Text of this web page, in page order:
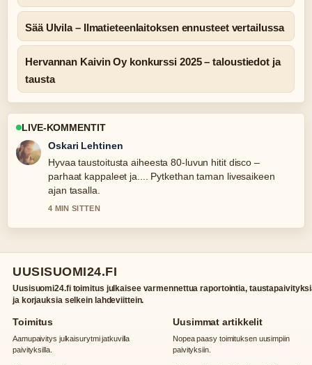
Sää Ulvila – Ilmatieteenlaitoksen ennusteet vertailussa
Hervannan Kaivin Oy konkurssi 2025 – taloustiedot ja
tausta
LIVE-KOMMENTIT
Oskari Lehtinen
Hyvaa taustoitusta aiheesta 80-luvun hitit disco –
parhaat kappaleet ja.... Pytkethan taman livesaikeen
ajan tasalla.
4 MIN SITTEN
UUSISUOMI24.FI
Uusisuomi24.fi toimitus julkaisee varmennettua raportointia,
ja korjauksia selkein lahdeviittein.
Toimitus
Aamupaivitys julkaisurytmi jatkuvilla
paivityksilla.
Uusimmat artikkelit
Nopea paasy toimituksen uusimpiin
paivityksiin.